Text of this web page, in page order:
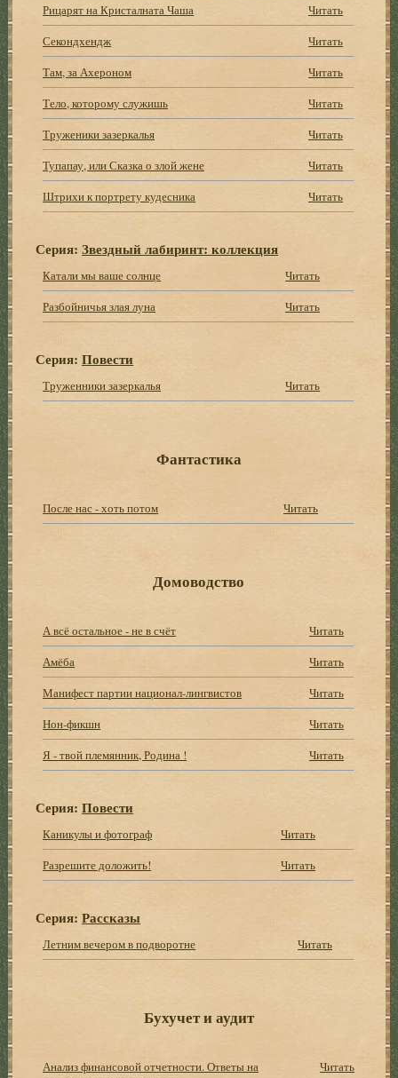
Рицарят на Кристалната Чаша
Читать
Секондхендж
Читать
Там, за Ахероном
Читать
Тело, которому служишь
Читать
Труженики зазеркалья
Читать
Тупапау, или Сказка о злой жене
Читать
Штрихи к портрету кудесника
Читать
Серия:Звездный лабиринт: коллекция
Катали мы ваше солнце
Читать
Разбойничья злая луна
Читать
Серия:Повести
Труженники зазеркалья Читать
Фантастика
После нас - хоть потом Читать
Домоводство
А всё остальное - не в счёт
Читать
Амёба
Читать
Манифест партии национал-лингвистов
Читать
Нон-фикшн
Читать
Я - твой племянник, Родина !
Читать
Серия:Повести
Каникулы и фотограф
Читать
Разрешите доложить!
Читать
Серия:Рассказы
Летним вечером в подворотне Читать
Бухучет и аудит
Анализ финансовой отчетности. Ответы на
Читать